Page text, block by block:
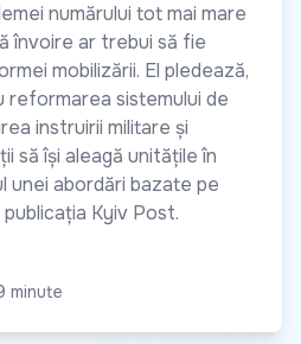
numărului tot mai mare
învoire ar trebui să fie
mobilizării. El pledează,
reformarea sistemului de
instruirii militare și
să își aleagă unitățile în
unei abordări bazate pe
Kyiv Post.
minute